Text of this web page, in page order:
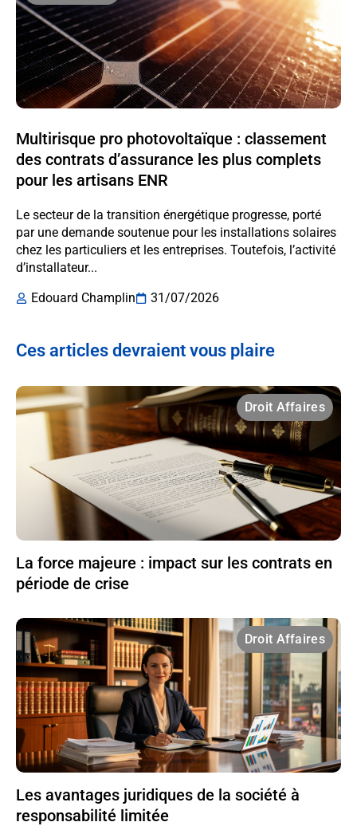
Multirisque pro photovoltaïque : classement
des contrats d’assurance les plus complets
pour les artisans ENR
Le secteur de la transition énergétique progresse, porté
par une demande soutenue pour les installations solaires
chez les particuliers et les entreprises. Toutefois, l’activité
d’installateur...
Edouard Champlin
31/07/2026
Ces articles devraient vous plaire
Droit Affaires
La force majeure : impact sur les contrats en
période de crise
Droit Affaires
Les avantages juridiques de la société à
responsabilité limitée